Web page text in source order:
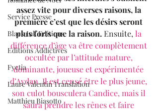
Service Presse
Black Ink Editions
Editions Addictives
Fyctia
Laure Valentin Translation
Matthieu Biasotto
assez vite pour diverses raisons, la
première c’est que les désirs seront
plus forts que la raison. Ensuite, la
différence d’âge va être complètement
occultée par l’attitude mature,
dominante, joueuse et expérimentée
d’Aydan. Il est censé être le plus jeune,
son culot bousculera Candice, mais il
saura prendre les rênes et faire